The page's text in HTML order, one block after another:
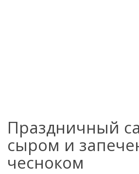
Праздничный
сыром и
чесноком